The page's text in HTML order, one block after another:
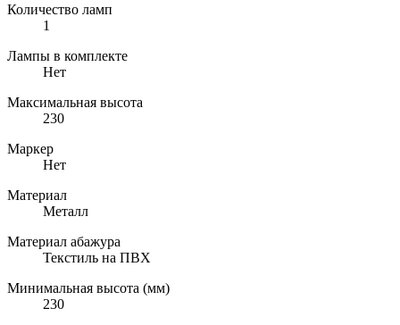
Количество ламп
1
Лампы в комплекте
Нет
Максимальная высота
230
Маркер
Нет
Материал
Металл
Материал абажура
Текстиль на ПВХ
Минимальная высота (мм)
230